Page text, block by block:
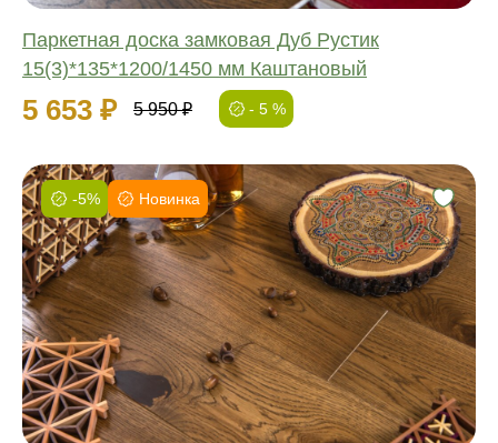
Паркетная доска замковая Дуб Рустик
15(3)*135*1200/1450 мм Каштановый
5 653 ₽ 5 950 ₽ - 5 %
-5% Новинка
Фаска:
Соединение:
Обработка:
Длина:
Ширина:
Толщина: